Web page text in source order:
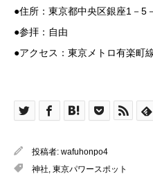
●住所：東京都中央区銀座1－5
●参拝：自由
●アクセス：東京メトロ有楽町
投稿者: wafuhonpo4
神社, 東京パワースポット